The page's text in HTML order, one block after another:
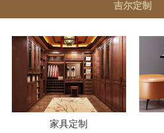
吉尔定制
家具定制